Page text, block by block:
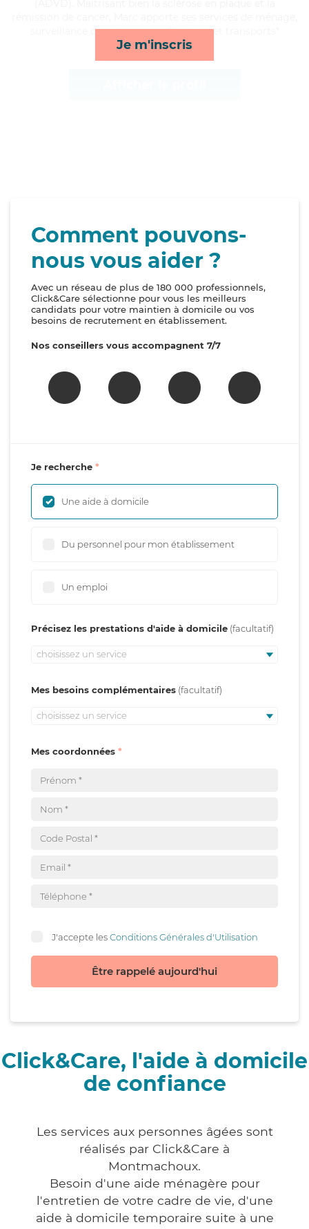
Je m'inscris
surveillance de nuit, courses/livraison et transports*
Comment pouvons-
nous vous aider ?
Avec un réseau de plus de 180 000 professionnels,
Click&Care sélectionne pour vous les meilleurs
candidats pour votre maintien à domicile ou vos
besoins de recrutement en établissement.
Nos conseillers vous accompagnent 7/7
Je recherche
Une aide à domicile
Du personnel pour mon établissement
Un emploi
Précisez les prestations d'aide à domicile
choisissez un service
Mes besoins complémentaires
choisissez un service
Mes coordonnées
J'accepte lesConditions Générales d'Utilisation
Être rappelé aujourd'hui
Click&Care, l'aide à domicile
de confiance
Les services aux personnes âgées sont
réalisés par Click&Care à
Montmachoux.
Besoin d'une aide ménagère pour
l'entretien de votre cadre de vie, d'une
aide à domicile temporaire suite à une